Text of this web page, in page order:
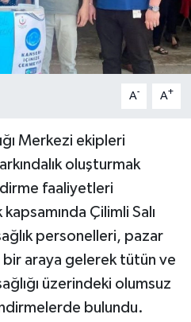
A- A+
Merkezi ekipleri
oluşturmak
faaliyetleri
Çilimli Salı
personelleri, pazar
bir araya gelerek tütün ve
üzerindeki olumsuz
bulundu.